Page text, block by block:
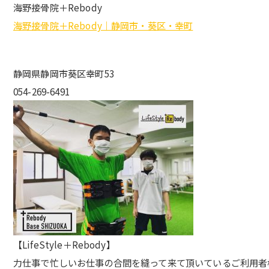
海野接骨院＋Rebody
海野接骨院＋Rebody｜静岡市・葵区・幸町
静岡県静岡市葵区幸町53
054-269-6491
【LifeStyle＋Rebody】
力仕事で忙しいお仕事の合間を縫って来て頂いているご利用